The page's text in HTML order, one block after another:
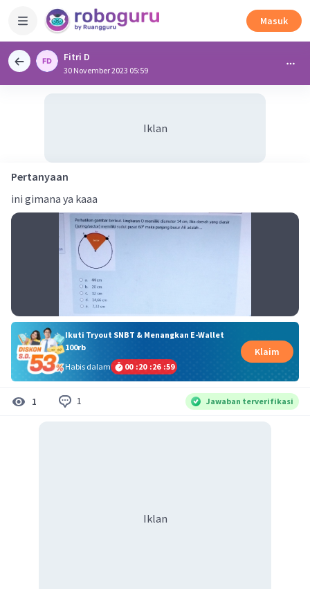
Masuk
Fitri D
30 November 2023 05:59
Iklan
Pertanyaan
ini gimana ya kaaa
Ikuti Tryout SNBT & Menangkan E-Wallet
100rb
Habis dalam
00 :20 :26 :59
Klaim
1 1 Jawaban terverifikasi
Iklan